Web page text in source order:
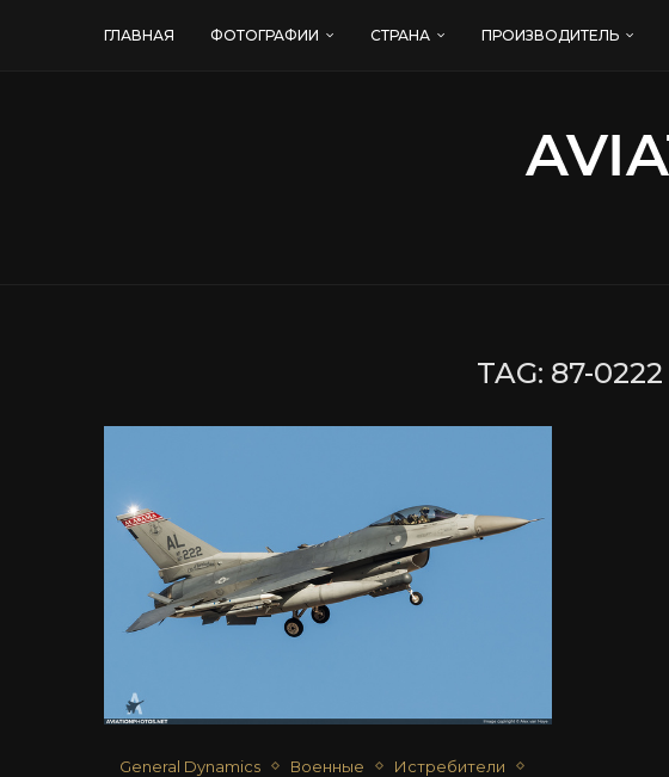
ГЛАВНАЯ ФОТОГРАФИИ СТРАНА ПРОИЗВОДИТЕЛЬ
TAG: 87-0222
General Dynamics Военные
Истребители